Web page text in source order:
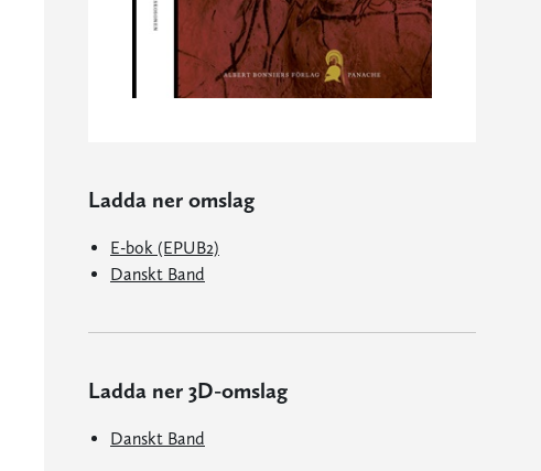
Ladda ner omslag
E-bok (EPUB2)
Danskt Band
Ladda ner 3D-omslag
Danskt Band